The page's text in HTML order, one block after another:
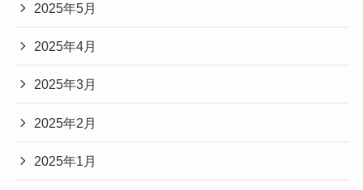
2025年5月
2025年4月
2025年3月
2025年2月
2025年1月